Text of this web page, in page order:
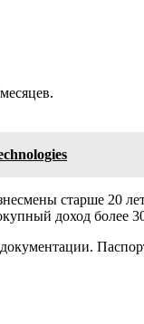
старше 20
доход более